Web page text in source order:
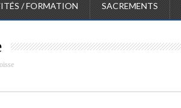
/ FORMATION SACREMENTS